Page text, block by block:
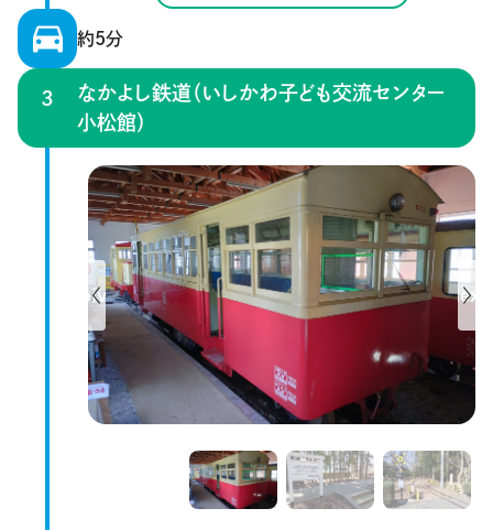
約5分
なかよし鉄道（いしかわ子ども交流センター
小松館）
Previous Next